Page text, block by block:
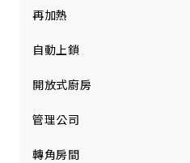
再加熱
自動上鎖
開放式廚房
管理公司
轉角房間